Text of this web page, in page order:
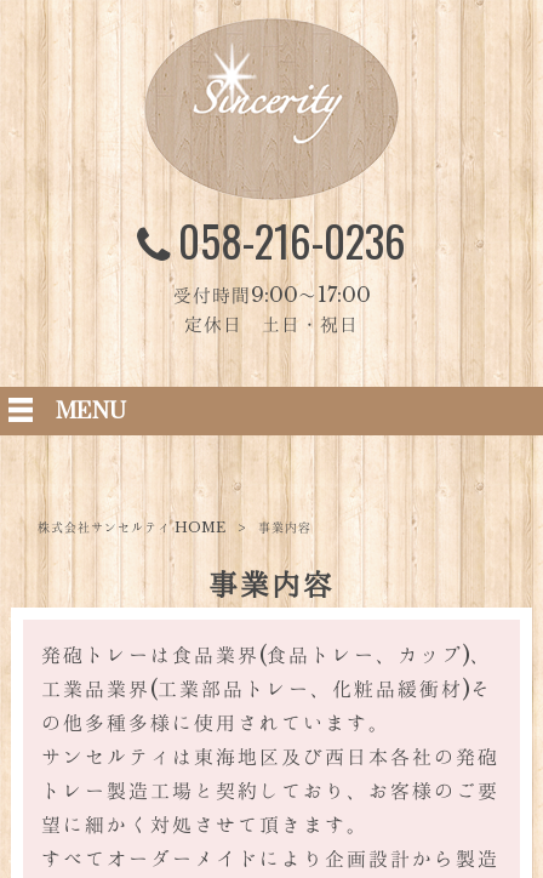
058-216-0236
受付時間9:00～17:00
定休日 土日・祝日
MENU
株式会社サンセルティ HOME > 事業内容
事業内容
発砲トレーは食品業界(食品トレー、カップ)、
工業品業界(工業部品トレー、化粧品緩衝材)そ
の他多種多様に使用されています。
サンセルティは東海地区及び西日本各社の発砲
トレー製造工場と契約しており、お客様のご要
望に細かく対処させて頂きます。
すべてオーダーメイドにより企画設計から製造